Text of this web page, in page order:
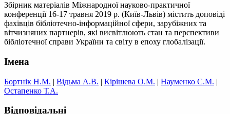
Збірник матеріалів Міжнародної науково-практичної
конференції 16-17 травня 2019 р. (Київ-Львів) містить доповіді
фахівців бібліотечно-інформаційної сфери, зарубіжних та
вітчизняних партнерів, які висвітлюють стан та перспективи
бібліотечної справи України та світу в епоху глобалізації.
Імена
Бортнік Н.М. | Відьма А.В. | Кірішева О.М. | Науменко С.М. |
Остапенко Т.А.
Відповідальні